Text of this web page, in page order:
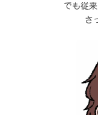
でも従
さ